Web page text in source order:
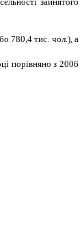
780,4 тис. чол.), а
порівняно з 2006